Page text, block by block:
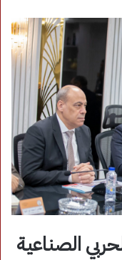
الصناعية